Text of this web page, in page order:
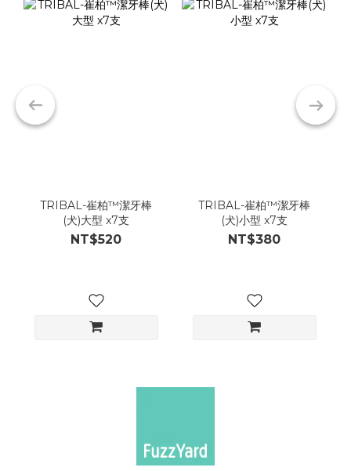
TRIBAL-崔柏™潔牙棒
(犬)大型 x7支
NT$520
TRIBAL-崔柏™潔牙棒
(犬)小型 x7支
NT$380